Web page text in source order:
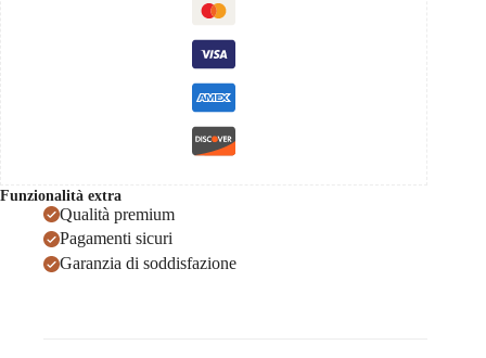
Funzionalità extra
Qualità premium
Pagamenti sicuri
Garanzia di soddisfazione